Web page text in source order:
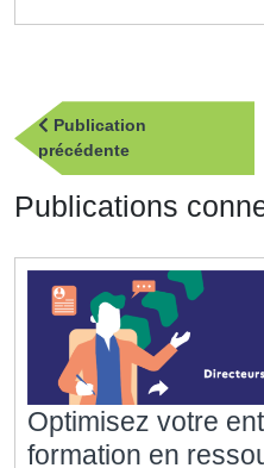
Navigation
de
l’article
Publication
précédentePublication
précédente
Publications
Optimisez votre
formation en